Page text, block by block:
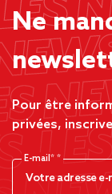
Ne
Pour être
privées,
E-mail*